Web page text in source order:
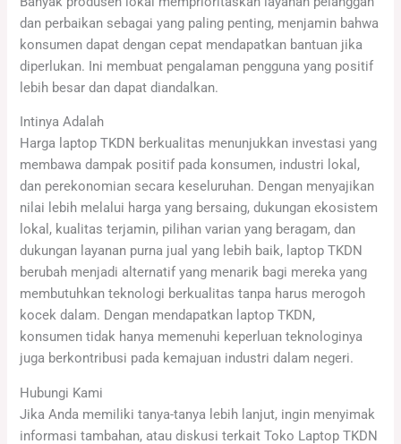
dan perbaikan sebagai yang paling penting, menjamin bahwa
konsumen dapat dengan cepat mendapatkan bantuan jika
diperlukan. Ini membuat pengalaman pengguna yang positif
lebih besar dan dapat diandalkan.
Intinya Adalah
Harga laptop TKDN berkualitas menunjukkan investasi yang
membawa dampak positif pada konsumen, industri lokal,
dan perekonomian secara keseluruhan. Dengan menyajikan
nilai lebih melalui harga yang bersaing, dukungan ekosistem
lokal, kualitas terjamin, pilihan varian yang beragam, dan
dukungan layanan purna jual yang lebih baik, laptop TKDN
berubah menjadi alternatif yang menarik bagi mereka yang
membutuhkan teknologi berkualitas tanpa harus merogoh
kocek dalam. Dengan mendapatkan laptop TKDN,
konsumen tidak hanya memenuhi keperluan teknologinya
juga berkontribusi pada kemajuan industri dalam negeri.
Hubungi Kami
Jika Anda memiliki tanya-tanya lebih lanjut, ingin menyimak
informasi tambahan, atau diskusi terkait Toko Laptop TKDN